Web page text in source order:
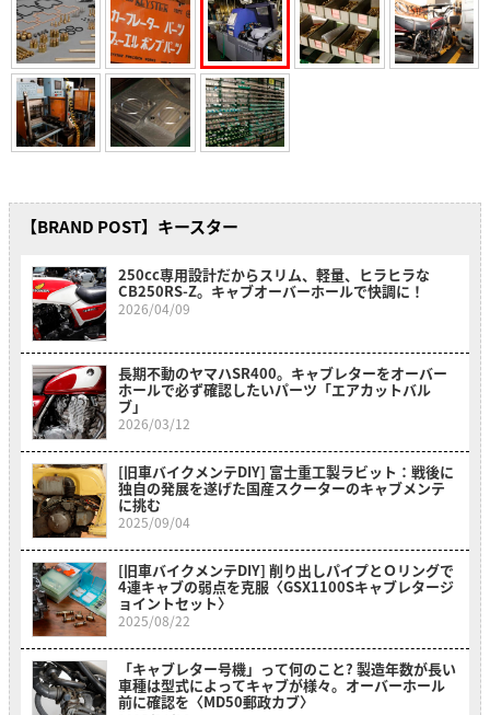
【BRAND POST】キースター
250cc専用設計だからスリム、軽量、ヒラヒラな
CB250RS-Z。キャブオーバーホールで快調に！
2026/04/09
長期不動のヤマハSR400。キャブレターをオーバー
ホールで必ず確認したいパーツ「エアカットバル
ブ」
2026/03/12
[旧車バイクメンテDIY] 富士重工製ラビット：戦後に
独自の発展を遂げた国産スクーターのキャブメンテ
に挑む
2025/09/04
[旧車バイクメンテDIY] 削り出しパイプとＯリングで
4連キャブの弱点を克服〈GSX1100Sキャブレタージ
ョイントセット〉
2025/08/22
「キャブレター号機」って何のこと? 製造年数が長い
車種は型式によってキャブが様々。オーバーホール
前に確認を〈MD50郵政カブ〉